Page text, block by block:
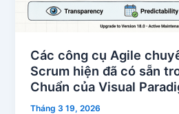
Các công cụ Agile
Scrum hiện đã có sẵn
Chuẩn của Visual
Tháng 3 19, 2026